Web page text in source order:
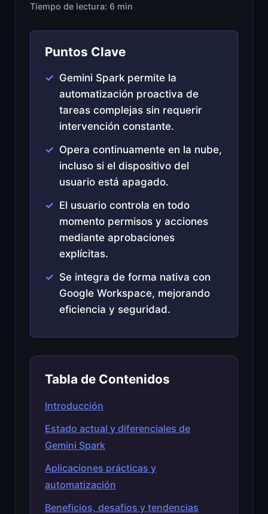
Tiempo de lectura: 6 min
Puntos Clave
Gemini Spark permite la
automatización proactiva de
tareas complejas sin requerir
intervención constante.
Opera continuamente en la nube,
incluso si el dispositivo del
usuario está apagado.
El usuario controla en todo
momento permisos y acciones
mediante aprobaciones
explícitas.
Se integra de forma nativa con
Google Workspace, mejorando
eficiencia y seguridad.
Tabla de Contenidos
Introducción
Estado actual y diferenciales de
Gemini Spark
Aplicaciones prácticas y
automatización
Beneficios, desafíos y tendencias